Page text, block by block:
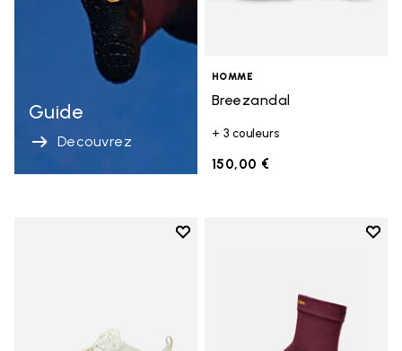
Guide
Decouvrez
HOMME
Breezandal
+ 3 couleurs
150,00 €
Add to wishlist
Add